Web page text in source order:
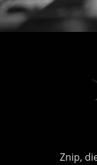
Znip,